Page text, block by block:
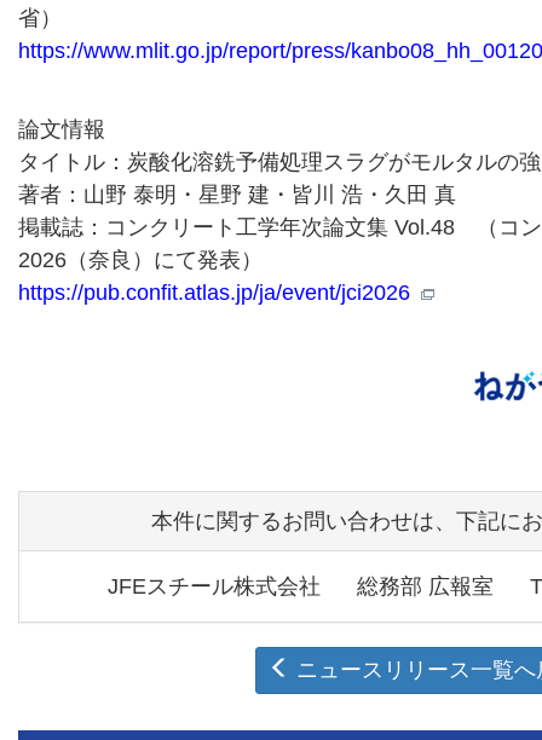
省）
https://www.mlit.go.jp/report/press/
論文情報
タイトル：炭酸化溶銑予備処理スラグがモルタルの
著者：山野 泰明・星野 建・皆川 浩・久田 真
掲載誌：コンクリート工学年次論文集 Vol.48 （コ
2026（奈良）にて発表）
https://pub.confit.atlas.jp/ja/event/jci2026
本件に関するお問い合わせは、下記に
JFEスチール株式会社 総務部 広報室
ニュースリリース一覧へ